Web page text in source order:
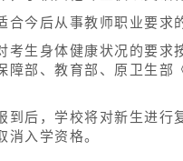
合今后从事教师职业要求
考生身体健康状况的要
障部、教育部、原卫生
到后，学校将对新生进
消入学资格。